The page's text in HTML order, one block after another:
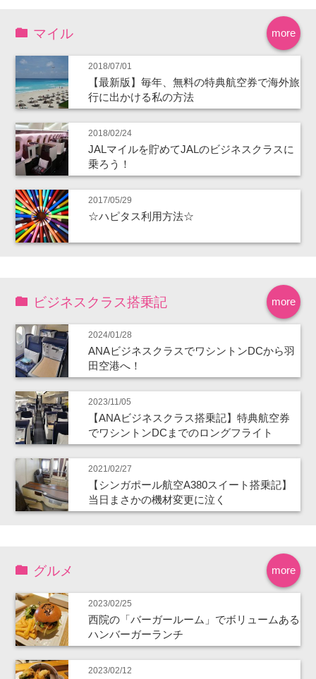
more
マイル
2018/07/01
【最新版】毎年、無料の特典航空券で海外旅
行に出かける私の方法
2018/02/24
JALマイルを貯めてJALのビジネスクラスに
乗ろう！
2017/05/29
☆ハピタス利用方法☆
more
ビジネスクラス搭乗記
2024/01/28
ANAビジネスクラスでワシントンDCから羽
田空港へ！
2023/11/05
【ANAビジネスクラス搭乗記】特典航空券
でワシントンDCまでのロングフライト
2021/02/27
【シンガポール航空A380スイート搭乗記】
当日まさかの機材変更に泣く
more
グルメ
2023/02/25
西院の「バーガールーム」でボリュームある
ハンバーガーランチ
2023/02/12